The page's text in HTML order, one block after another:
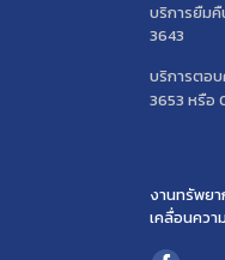
บริการยื
3643
บริการตอบ
3653 หรือ
งานทรัพย
เคลื่อนคว